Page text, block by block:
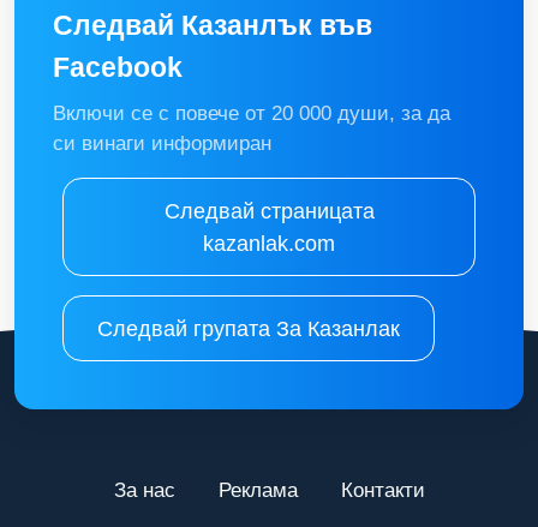
Следвай Казанлък във
Facebook
Включи се с повече от 20 000 души, за да
си винаги информиран
Следвай страницата
kazanlak.com
Следвай групата За Казанлак
За нас Реклама Контакти